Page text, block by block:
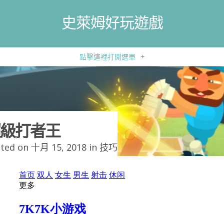
史萊姆好玩遊戲
點擊這裡打開選單 +
打者王
on 十月 15, 2018 in 技巧